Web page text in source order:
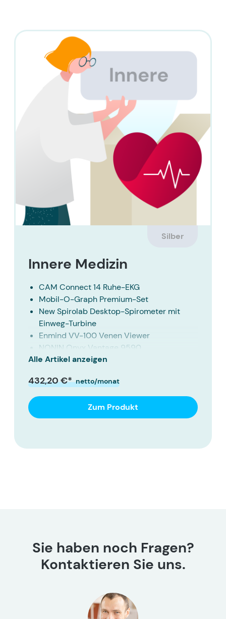
Silber
Innere Medizin
CAM Connect 14 Ruhe-EKG
Mobil-O-Graph Premium-Set
New Spirolab Desktop-Spirometer mit
Einweg-Turbine
Enmind VV-100 Venen Viewer
NONIN Onyx Vantage 9590
Fingerpulsoximeter
8490 Littmann CORE Digital-Stethoskop
OMRON HBP-1320
CoaguChek Pro II System
GE SEER 1000 / CardioDay Easy Langzeit-
Alle Artikel anzeigen
432,20 €* netto/monat
Zum Produkt
Sie haben noch Fragen?
Kontaktieren Sie uns.